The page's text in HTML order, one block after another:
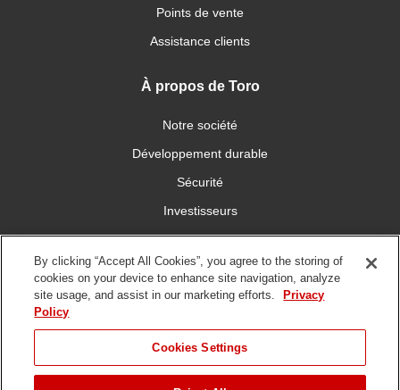
Points de vente
Assistance clients
À propos de Toro
Notre société
Développement durable
Sécurité
Investisseurs
Carrières
Connectez-vous avec nous
By clicking “Accept All Cookies”, you agree to the storing of
cookies on your device to enhance site navigation, analyze
site usage, and assist in our marketing efforts.
Privacy
Policy
Cookies Settings